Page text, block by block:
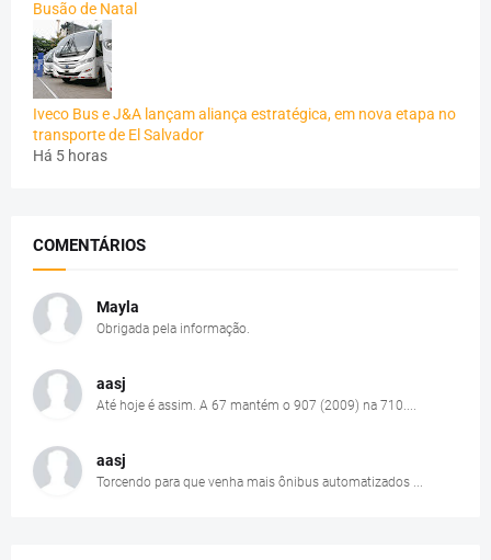
Busão de Natal
Iveco Bus e J&A lançam aliança estratégica, em nova etapa no
transporte de El Salvador
Há 5 horas
COMENTÁRIOS
Mayla
Obrigada pela informação.
aasj
Até hoje é assim. A 67 mantém o 907 (2009) na 710....
aasj
Torcendo para que venha mais ônibus automatizados ...